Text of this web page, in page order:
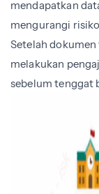
mendapatkan
mengurangi
Setelah dokumen
melakukan
sebelum tenggat